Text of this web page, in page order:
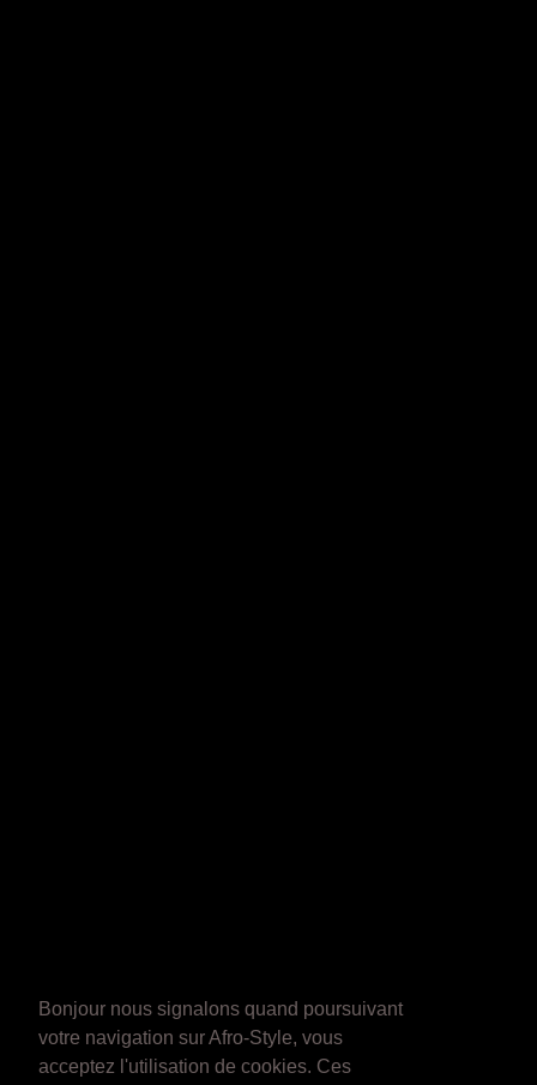
Bonjour nous signalons quand poursuivant
votre navigation sur Afro-Style, vous
acceptez l'utilisation de cookies. Ces